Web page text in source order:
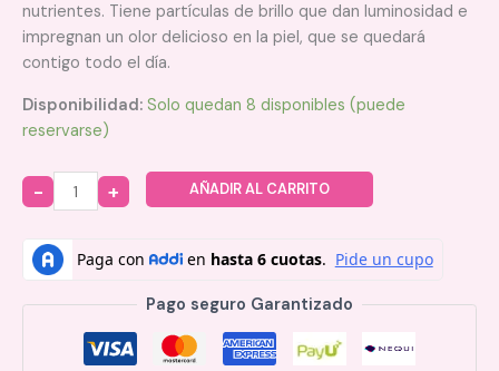
nutrientes. Tiene partículas de brillo que dan luminosidad e
impregnan un olor delicioso en la piel, que se quedará
contigo todo el día.
Disponibilidad: Solo quedan 8 disponibles (puede
reservarse)
Quantity
AÑADIR AL CARRITO
Pago seguro Garantizado